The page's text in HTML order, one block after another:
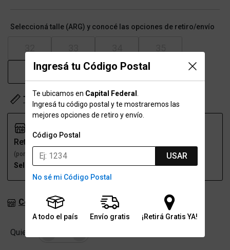
Ingresá tu Código Postal
Te ubicamos en Capital Federal
Ingresá tu código postal y te mostraremos las
mejores opciones de retiro y envío.
Código Postal
USAR
No sé mi Código Postal
A todo el país Envío gratis ¡Retirá Gratis YA!
Seleccioná talle (ARG) y conocé las opciones de retiro/envío
36 37 38
Tabla de talles
Retiro
(por una sucursal)
Seleccioná talle Seleccioná talle
Consultar stock en sucursales
Quiero